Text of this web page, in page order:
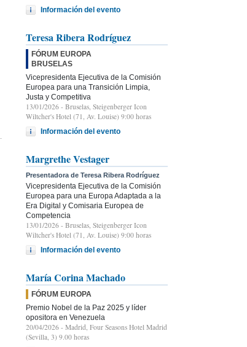
Información del evento
Teresa Ribera Rodríguez
FÓRUM EUROPA
BRUSELAS
Vicepresidenta Ejecutiva de la Comisión
Europea para una Transición Limpia,
Justa y Competitiva
13/01/2026 - Bruselas, Steigenberger Icon
Wiltcher's Hotel (71, Av. Louise) 9:00 horas
Información del evento
Margrethe Vestager
Presentadora de Teresa Ribera Rodríguez
Vicepresidenta Ejecutiva de la Comisión
Europea para una Europa Adaptada a la
Era Digital y Comisaria Europea de
Competencia
13/01/2026 - Bruselas, Steigenberger Icon
Wiltcher's Hotel (71, Av. Louise) 9:00 horas
Información del evento
María Corina Machado
FÓRUM EUROPA
Premio Nobel de la Paz 2025 y líder
opositora en Venezuela
20/04/2026 - Madrid, Four Seasons Hotel Madrid
(Sevilla, 3) 9.00 horas